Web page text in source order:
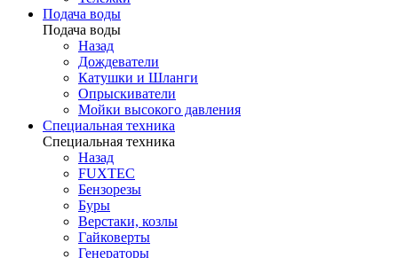
Подача воды
Подача воды
Назад
Дождеватели
Катушки и Шланги
Опрыскиватели
Мойки высокого давления
Специальная техника
Специальная техника
Назад
FUXTEC
Бензорезы
Буры
Верстаки, козлы
Гайковерты
Генераторы